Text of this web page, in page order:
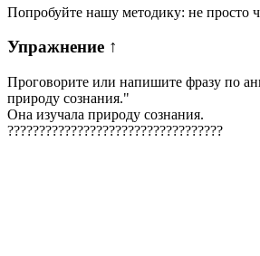
Попробуйте нашу методику: не просто
Упражнение ↑
Проговорите или напишите фразу по
природу сознания."
Она изучала природу сознания.
??????????????????????????????????